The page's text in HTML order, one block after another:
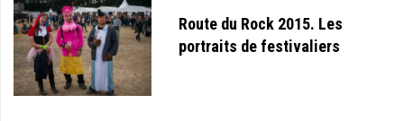
Route du Rock 2015. Les
portraits de festivaliers